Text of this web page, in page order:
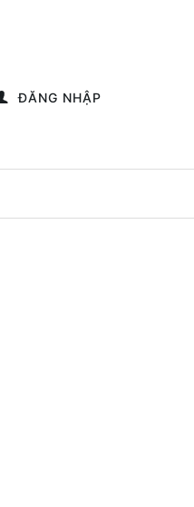
ĐĂNG NHẬP